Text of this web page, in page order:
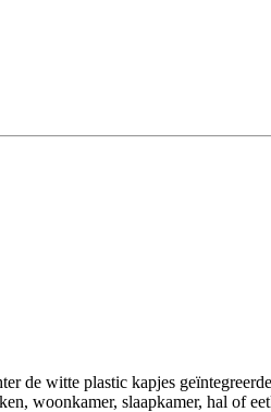
de witte plastic kapjes
woonkamer, slaapkamer, hal of